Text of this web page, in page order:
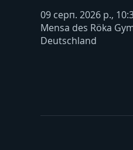
09 серп. 2026 р.,
Mensa des Röka
Deutschland